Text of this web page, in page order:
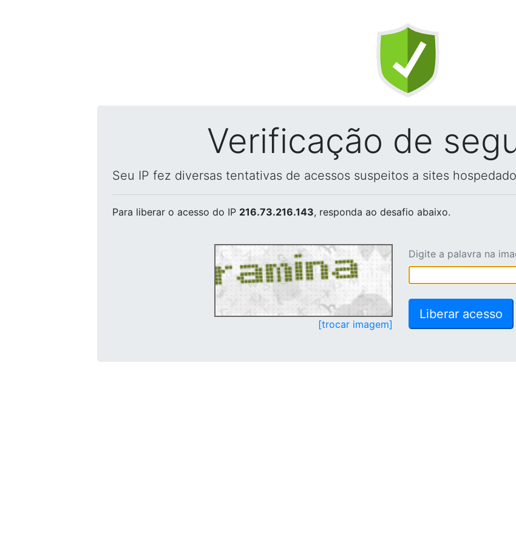
Verificação de
Seu IP fez diversas tentativas de acessos suspeitos a sites
Para liberar o acesso do IP 216.73.216.143, responda ao desafio abaixo.
[trocar imagem]
Digite a palavra na